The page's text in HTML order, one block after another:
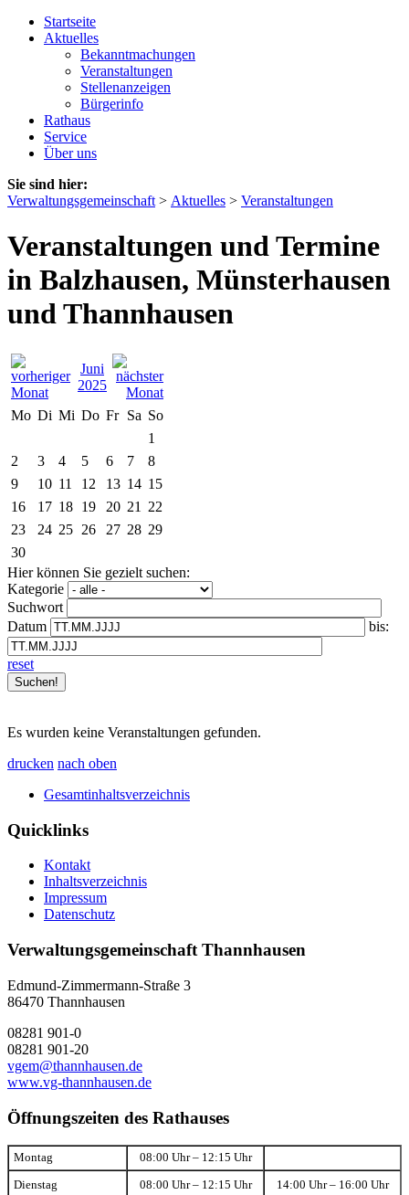
Startseite
Aktuelles
Bekanntmachungen
Veranstaltungen
Stellenanzeigen
Bürgerinfo
Rathaus
Service
Über uns
Sie sind hier:
Verwaltungsgemeinschaft > Aktuelles > Veranstaltungen
Veranstaltungen und Termine
in Balzhausen, Münsterhausen
und Thannhausen
Juni
2025
Mo Di Mi Do Fr Sa So
1
2
3 4 5 6 7
8
9
10 11 12 13 14 15
16
17 18 19 20 21
22
23
24 25 26 27 28 29
30
Hier können Sie gezielt suchen:
Kategorie
Suchwort
Datum
bis:
reset
Es wurden keine Veranstaltungen gefunden.
drucken nach oben
Gesamtinhaltsverzeichnis
Quicklinks
Kontakt
Inhaltsverzeichnis
Impressum
Datenschutz
Verwaltungsgemeinschaft Thannhausen
Edmund-Zimmermann-Straße 3
86470 Thannhausen
08281 901-0
08281 901-20
vgem@thannhausen.de
www.vg-thannhausen.de
Öffnungszeiten des Rathauses
Montag 08:00 Uhr – 12:15 Uhr
Dienstag 08:00 Uhr – 12:15 Uhr 14:00 Uhr – 16:00 Uhr